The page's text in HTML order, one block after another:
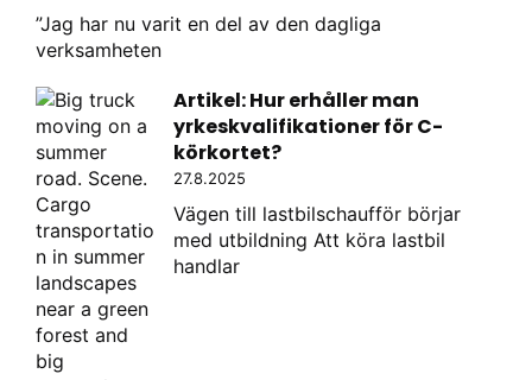
”Jag har nu varit en del av den dagliga
verksamheten
Artikel: Hur erhåller man
yrkeskvalifikationer för C-
körkortet?
27.8.2025
Vägen till lastbilschaufför börjar
med utbildning Att köra lastbil
handlar